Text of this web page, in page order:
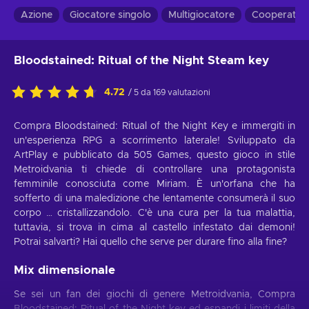
Azione Giocatore singolo Multigiocatore
Bloodstained: Ritual of the Night Steam key
4.72 / 5 da 169 valutazioni
Compra Bloodstained: Ritual of the Night Key e immergiti in
un'esperienza RPG a scorrimento laterale! Sviluppato da
ArtPlay e pubblicato da 505 Games, questo gioco in stile
Metroidvania ti chiede di controllare una protagonista
femminile conosciuta come Miriam. È un'orfana che ha
sofferto di una maledizione che lentamente consumerà il suo
corpo … cristallizzandolo. C'è una cura per la tua malattia,
tuttavia, si trova in cima al castello infestato dai demoni!
Potrai salvarti? Hai quello che serve per durare fino alla fine?
Mix dimensionale
Se sei un fan dei giochi di genere Metroidvania, Compra